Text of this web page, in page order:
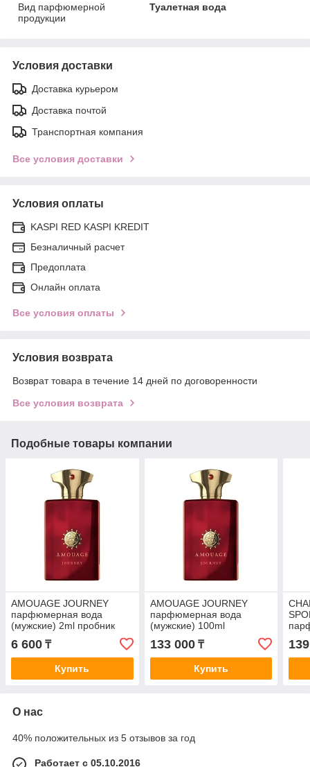
Вид парфюмерной
продукции
Туалетная вода
Условия доставки
Доставка курьером
Доставка почтой
Транспортная компания
Все условия доставки
Условия оплаты
KASPI RED KASPI KREDIT
Безналичный расчет
Предоплата
Онлайн оплата
Все условия оплаты
Условия возврата
Возврат товара в течение 14 дней по договоренности
Все условия возврата
Подобные товары компании
AMOUAGE JOURNEY
парфюмерная вода
(мужские) 2ml пробник
6 600 ₸
Купить
AMOUAGE JOURNEY
парфюмерная вода
(мужские) 100ml
133 000₸
Купить
О нас
40% положительных из 5 отзывов за год
Работает с 05.10.2016